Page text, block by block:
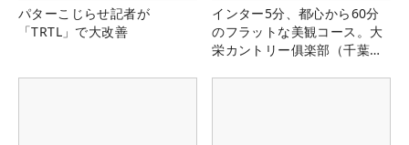
パターこじらせ記者が
「TRTL」で大改善
インター5分、都心から60分
のフラットな美観コース。大
栄カントリー俱楽部（千葉